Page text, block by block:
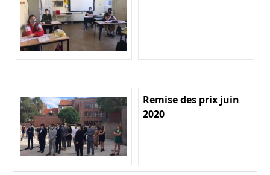
Remise des prix juin
2020